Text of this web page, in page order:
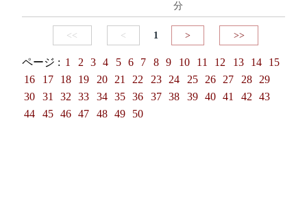
分
<< < 1 > >>
ページ : 1 2 3 4 5 6 7 8 9 10 11 12 13 14
15
16
17 18 19 20 21 22 23 24 25 26 27 28
29
30
31 32 33 34 35 36 37 38 39 40 41 42
43
44
45 46 47 48 49 50